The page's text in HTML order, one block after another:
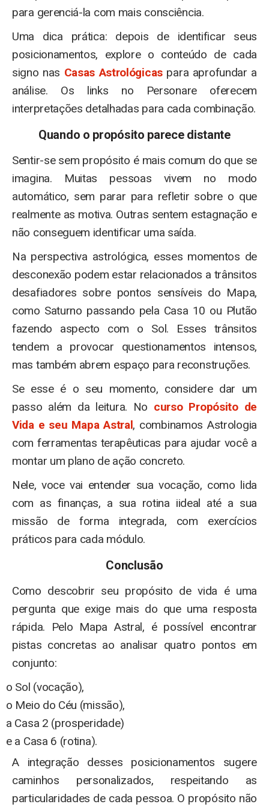
para gerenciá-la com mais consciência.
Uma dica prática: depois de identificar seus
posicionamentos, explore o conteúdo de cada
signo nas Casas Astrológicas para aprofundar a
análise. Os links no Personare oferecem
interpretações detalhadas para cada combinação.
Quando o propósito parece distante
Sentir-se sem propósito é mais comum do que se
imagina. Muitas pessoas vivem no modo
automático, sem parar para refletir sobre o que
realmente as motiva. Outras sentem estagnação e
não conseguem identificar uma saída.
Na perspectiva astrológica, esses momentos de
desconexão podem estar relacionados a trânsitos
desafiadores sobre pontos sensíveis do Mapa,
como Saturno passando pela Casa 10 ou Plutão
fazendo aspecto com o Sol. Esses trânsitos
tendem a provocar questionamentos intensos,
mas também abrem espaço para reconstruções.
Se esse é o seu momento, considere dar um
passo além da leitura. No curso Propósito de
Vida e seu Mapa Astral, combinamos Astrologia
com ferramentas terapêuticas para ajudar você a
montar um plano de ação concreto.
Nele, voce vai entender sua vocação, como lida
com as finanças, a sua rotina iideal até a sua
missão de forma integrada, com exercícios
práticos para cada módulo.
Conclusão
Como descobrir seu propósito de vida é uma
pergunta que exige mais do que uma resposta
rápida. Pelo Mapa Astral, é possível encontrar
pistas concretas ao analisar quatro pontos em
conjunto:
o Sol (vocação),
o Meio do Céu (missão),
a Casa 2 (prosperidade)
e a Casa 6 (rotina).
A integração desses posicionamentos sugere
caminhos personalizados, respeitando as
particularidades de cada pessoa. O propósito não